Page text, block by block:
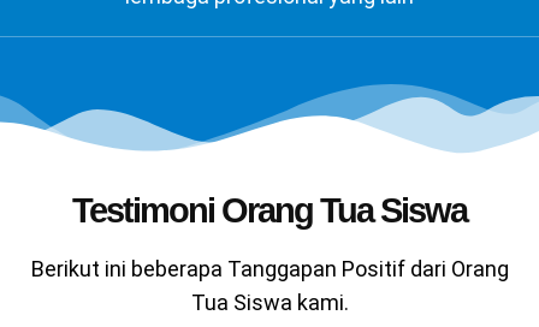
Testimoni Orang Tua Siswa
Berikut ini beberapa Tanggapan Positif dari Orang
Tua Siswa kami.